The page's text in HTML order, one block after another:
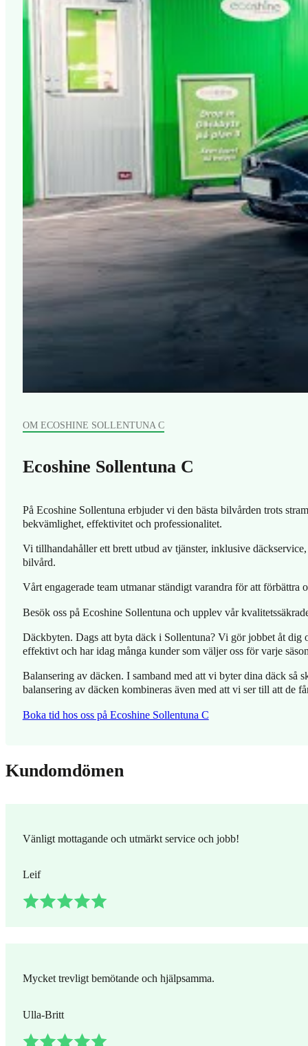
Ecoshine Sollentuna C
OM ECOSHINE SOLLENTUNA C
På Ecoshine Sollentuna erbjuder vi den bästa bilvården trots
bekvämlighet, effektivitet och professionalitet.
Vi tillhandahåller ett brett utbud av tjänster, inklusive
bilvård.
Vårt engagerade team utmanar ständigt varandra för att förbättra
Besök oss på Ecoshine Sollentuna och upplev vår
Däckbyten. Dags att byta däck i Sollentuna? Vi gör jobbet åt
effektivt och har idag många kunder som väljer oss för varje
Balansering av däcken. I samband med att vi byter dina däck så
balansering av däcken kombineras även med att vi ser till att de
Boka tid hos oss på Ecoshine Sollentuna C
Kundomdömen
Vänligt mottagande och utmärkt service och jobb!
Leif
Mycket trevligt bemötande och hjälpsamma.
Ulla-Britt